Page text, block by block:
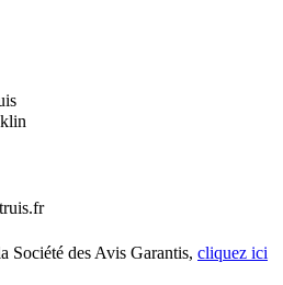
Société des Avis Garantis, cliquez ici